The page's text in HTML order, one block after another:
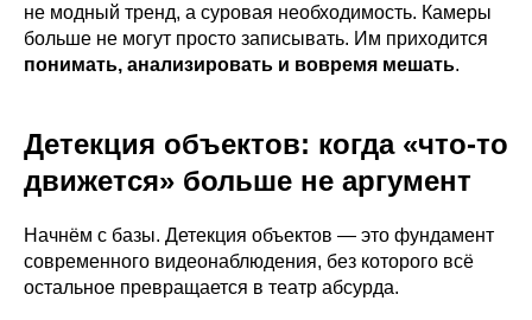
не модный тренд, а суровая необходимость. Камеры
больше не могут просто записывать. Им приходится
понимать, анализировать и вовремя мешать.
Детекция объектов: когда «что-то
движется» больше не аргумент
Начнём с базы. Детекция объектов — это фундамент
современного видеонаблюдения, без которого всё
остальное превращается в театр абсурда.